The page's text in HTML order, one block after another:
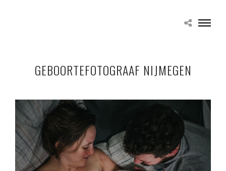
GEBOORTEFOTOGRAAF NIJMEGEN